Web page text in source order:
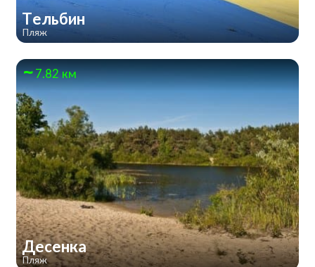
Тельбин
Пляж
7.82 км
Десенка
Пляж